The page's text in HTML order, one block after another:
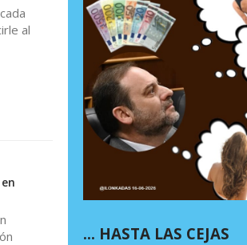
al
… HASTA LAS CEJAS